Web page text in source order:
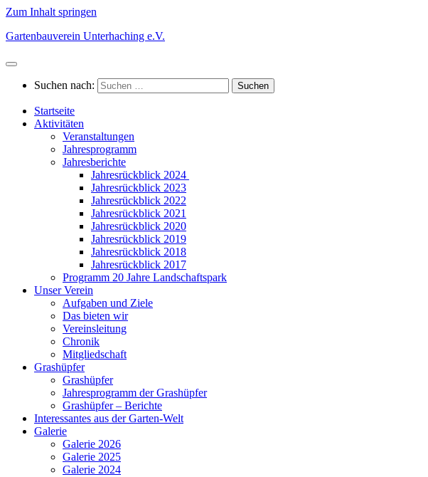
Zum Inhalt springen
Gartenbauverein Unterhaching e.V.
Suchen nach:
Startseite
Aktivitäten
Veranstaltungen
Jahresprogramm
Jahresberichte
Jahresrückblick 2024
Jahresrückblick 2023
Jahresrückblick 2022
Jahresrückblick 2021
Jahresrückblick 2020
Jahresrückblick 2019
Jahresrückblick 2018
Jahresrückblick 2017
Programm 20 Jahre Landschaftspark
Unser Verein
Aufgaben und Ziele
Das bieten wir
Vereinsleitung
Chronik
Mitgliedschaft
Grashüpfer
Grashüpfer
Jahresprogramm der Grashüpfer
Grashüpfer – Berichte
Interessantes aus der Garten-Welt
Galerie
Galerie 2026
Galerie 2025
Galerie 2024